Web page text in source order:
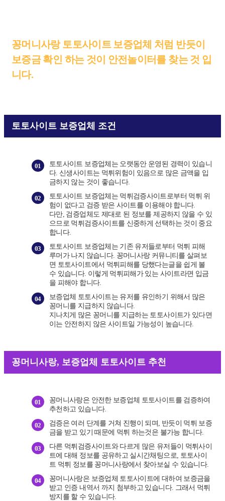
꽁머니사랑 토토사이트 보증업체 처럼 반듯이
보증금 확인 하는 것이 안전놀이터를 찾는 것 입
니다.
토토사이트 보증업체 조건
01
토토사이트 보증업체는 오랫동안 운영된 경력이 있습니
다. 신생사이트는 먹튀위험이 있음으로 많은 금액을 입
금하지 않는 것이 좋습니다.
02
토토사이트 보증업체는 먹튀검증사이트로부터 먹튀 위
험이 없다고 검증 받은 사이트를 이용해야 합니다.
다만, 검증업체도 제대로 된 정보를 제공하지 않을 수 있
으므로 먹튀검증사이트를 신중하게 선택하는 것이 중요
합니다.
03
토토사이트 보증업체는 기존 유저들로부터 먹튀 피해
루머가 나지 않습니다. 꽁머니사랑 커뮤니티를 살펴보
면 토토사이트에서 먹튀피해를 당했다는글을 쉽게 볼
수 있습니다. 이렇게 먹튀피해가 있는 사이트라면 입금
을 피해야 합니다.
04
보증업체 토토사이트는 유저를 유인하기 위해서 많은
꽁머니를 지급하지 않습니다.
지나치게 많은 꽁머니를 지급하는 토토사이트가 있다면
이는 안전하지 않은 사이트일 가능성이 높습니다.
꽁머니사랑, 보증업체 토토사이트 추천
01
꽁머니사랑은 안전한 보증업체 토토사이트를 검증하여
추천하고 있습니다.
02
검증은 여러 단계를 거쳐 진행이 되며, 반듯이 먹튀 보증
금을 받고 있기 때문에 먹튀 하는것은 불가능 합니다.
03
다른 먹튀검증사이트와 다르게 많은 유저들이 먹튀사이
트에 대해 정보를 공유하고 실시간채팅으로,
토토사이
트 먹튀 정보를 꽁머니사랑에서 찾아보실 수 있습니다.
04
꽁머니사랑은 보증업체 토토사이트에 대하여 보증금을
받고 인증 내역서 까지 첨부하고 있습니다. 그래서 먹튀
방지를 할 수 있습니다.